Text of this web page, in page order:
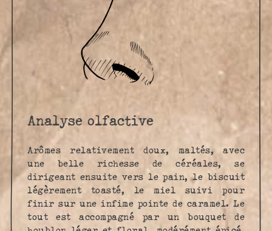
Analyse olfactive
Arômes relativement doux, maltés, avec
une belle richesse de céréales, se
dirigeant ensuite vers le pain, le biscuit
légèrement toasté, le miel suivi pour
finir sur une infime pointe de caramel. Le
tout est accompagné par un bouquet de